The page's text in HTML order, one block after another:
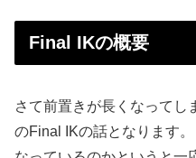
Final IKの概要
さて前置きが長くなってし
のFinal IKの話となります